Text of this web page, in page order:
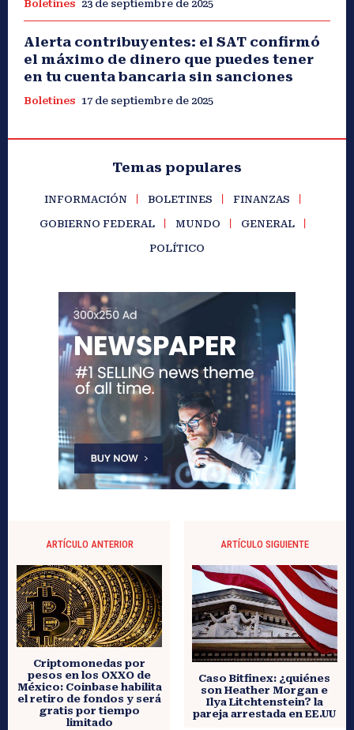
Boletines 23 de septiembre de 2025
Alerta contribuyentes: el SAT confirmó
el máximo de dinero que puedes tener
en tu cuenta bancaria sin sanciones
Boletines 17 de septiembre de 2025
Temas populares
INFORMACIÓN BOLETINES FINANZAS
GOBIERNO FEDERAL MUNDO GENERAL
POLÍTICO
ARTÍCULO ANTERIOR
Criptomonedas por
pesos en los OXXO de
México: Coinbase habilita
el retiro de fondos y será
gratis por tiempo
limitado
ARTÍCULO SIGUIENTE
Caso Bitfinex: ¿quiénes
son Heather Morgan e
Ilya Litchtenstein? la
pareja arrestada en EE.UU